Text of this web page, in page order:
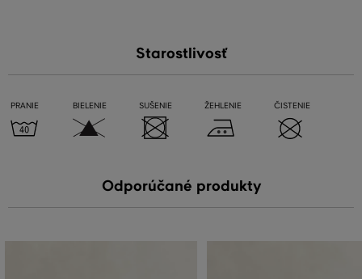
Starostlivosť
PRANIE BIELENIE SUŠENIE ŽEHLENIE ČISTENIE
Odporúčané produkty